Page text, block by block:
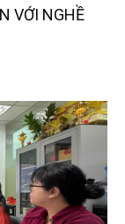
VỚI NGHỀ